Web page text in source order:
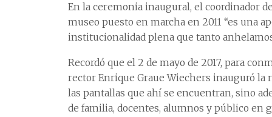
En la ceremonia inaugural, el coordinador
museo puesto en marcha en 2011 “es una
institucionalidad plena que tanto
Recordó que el 2 de mayo de 2017, para
rector Enrique Graue Wiechers inauguró
las pantallas que ahí se encuentran, sino
de familia, docentes, alumnos y público en